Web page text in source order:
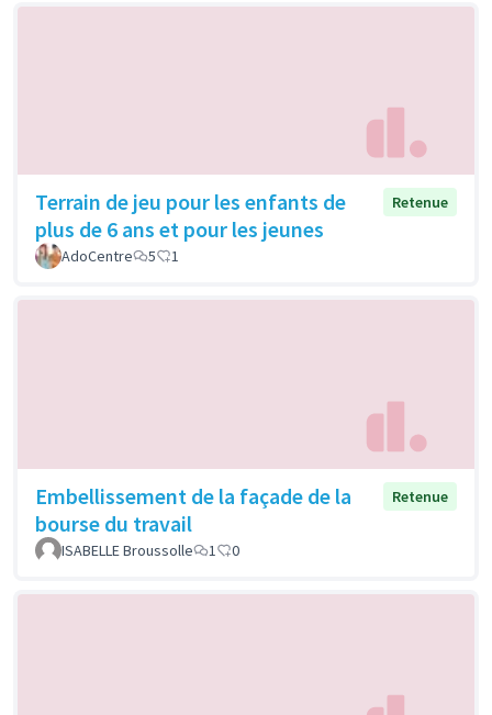
Terrain de jeu pour les enfants de
plus de 6 ans et pour les jeunes
Retenue
AdoCentre 5 1
Embellissement de la façade de la
bourse du travail
Retenue
ISABELLE Broussolle 1 0